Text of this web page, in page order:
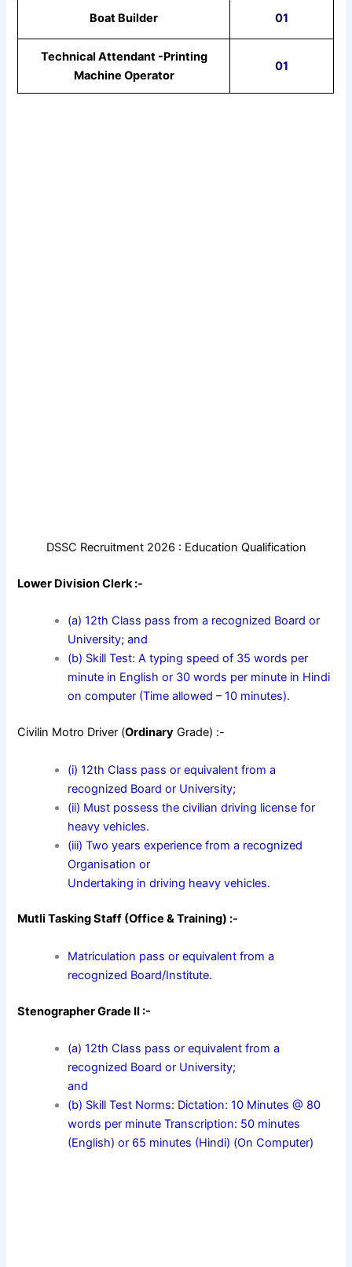
Boat Builder 01
Technical Attendant -Printing
Machine Operator
01
DSSC Recruitment 2026 : Education Qualification
Lower Division Clerk :-
(a) 12th Class pass from a recognized Board or
University; and
(b) Skill Test: A typing speed of 35 words per
minute in English or 30 words per minute in Hindi
on computer (Time allowed – 10 minutes).
Civilin Motro Driver (Ordinary Grade) :-
(i) 12th Class pass or equivalent from a
recognized Board or University;
(ii) Must possess the civilian driving license for
heavy vehicles.
(iii) Two years experience from a recognized
Organisation or
Undertaking in driving heavy vehicles.
Mutli Tasking Staff (Office & Training) :-
Matriculation pass or equivalent from a
recognized Board/Institute.
Stenographer Grade II :-
(a) 12th Class pass or equivalent from a
recognized Board or University;
and
(b) Skill Test Norms: Dictation: 10 Minutes @ 80
words per minute Transcription: 50 minutes
(English) or 65 minutes (Hindi) (On Computer)